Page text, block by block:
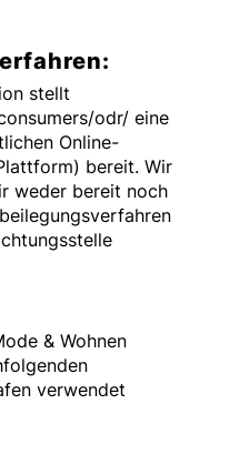
stellt
odr/ eine
Online-
bereit. Wir
weder bereit noch
& Wohnen
verwendet